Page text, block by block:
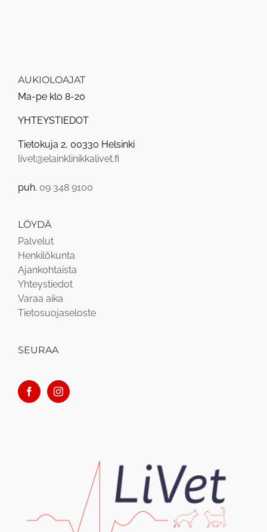
AUKIOLOAJAT
Ma-pe klo 8-20
YHTEYSTIEDOT
Tietokuja 2, 00330 Helsinki
livet@elainklinikkalivet.fi
puh. 09 348 9100
LÖYDÄ
Palvelut
Henkilökunta
Ajankohtaista
Yhteystiedot
Varaa aika
Tietosuojaseloste
SEURAA